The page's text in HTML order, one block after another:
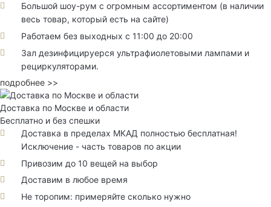
Большой шоу-рум с огромным ассортиментом (в наличии
весь товар, который есть на сайте)
Работаем без выходных с 11:00 до 20:00
Зал дезинфицируерся ультрафиолетовыми лампами и
рециркуляторами.
подробнее >>
Доставка по Москве и области
Бесплатно и без спешки
Доставка в пределах МКАД полностью бесплатная!
Исключение - часть товаров по акции
Привозим до 10 вещей на выбор
Доставим в любое время
Не торопим: примеряйте сколько нужно